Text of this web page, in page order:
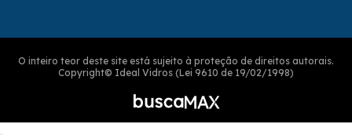
O inteiro teor deste site está sujeito à proteção de direitos autorais.
Copyright© Ideal Vidros (Lei 9610 de 19/02/1998)